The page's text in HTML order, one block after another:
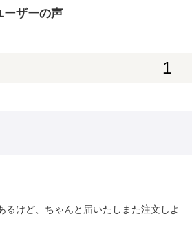
ーザーの声
1
るけど、ちゃんと届いたしまた注文しよ